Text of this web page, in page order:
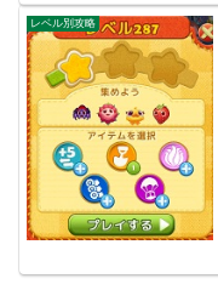
レベル別攻略